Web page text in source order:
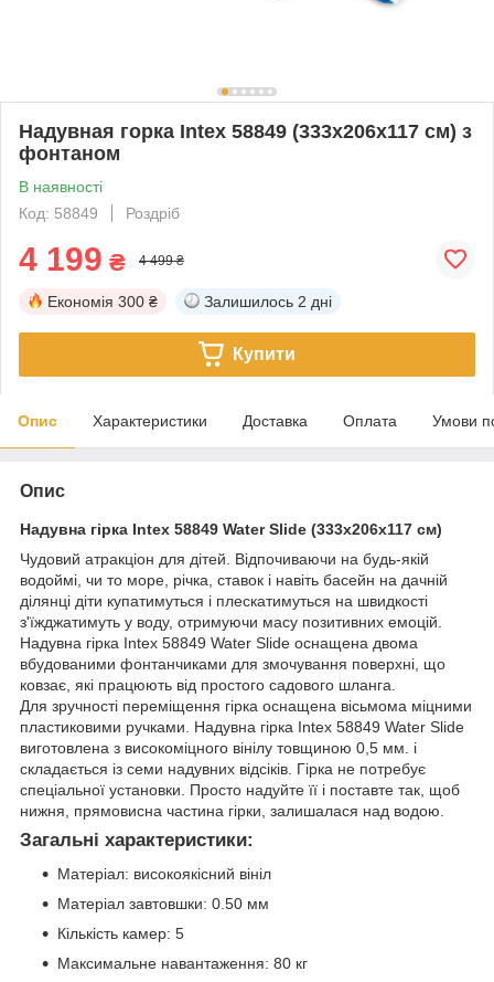
Надувная горка Intex 58849 (333х206х117 см) з
фонтаном
В наявності
Код: 58849
Роздріб
4 199 ₴ 4 499 ₴
Економія 300 ₴ Залишилось 2 дні
Купити
Опис Характеристики Доставка Оплата Умови
Опис
Надувна гірка Intex 58849 Water Slide (333х206х117 см)
Чудовий атракціон для дітей. Відпочиваючи на будь-якій
водоймі, чи то море, річка, ставок і навіть басейн на дачній
ділянці діти купатимуться і плескатимуться на швидкості
з'їжджатимуть у воду, отримуючи масу позитивних емоцій.
Надувна гірка Intex 58849 Water Slide оснащена двома
вбудованими фонтанчиками для змочування поверхні, що
ковзає, які працюють від простого садового шланга.
Для зручності переміщення гірка оснащена вісьмома міцними
пластиковими ручками. Надувна гірка Intex 58849 Water Slide
виготовлена ​​з високоміцного вінілу товщиною 0,5 мм. і
складається із семи надувних відсіків. Гірка не потребує
спеціальної установки. Просто надуйте її і поставте так, щоб
нижня, прямовисна частина гірки, залишалася над водою.
Загальні характеристики:
Матеріал: високоякісний вініл
Матеріал завтовшки: 0.50 мм
Кількість камер: 5
Максимальне навантаження: 80 кг